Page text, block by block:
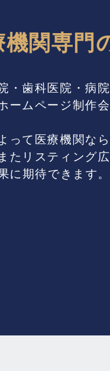
機関専門
・歯科医院・病
ームページ制作
って医療機関な
たリスティング
に期待できます。